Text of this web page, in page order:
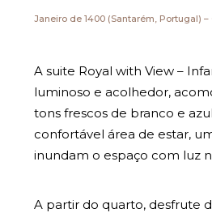
Janeiro de 1400 (Santarém, Portugal)
A suite Royal with View –
luminoso e acolhedor,
tons frescos de branco e
confortável área de estar,
inundam o espaço com luz
A partir do quarto, desfrute